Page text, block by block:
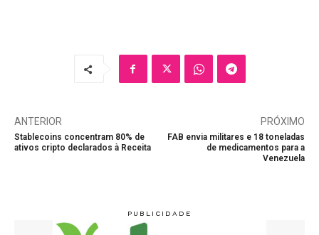
ANTERIOR
Stablecoins concentram 80% de
ativos cripto declarados à Receita
PRÓXIMO
FAB envia militares e 18 toneladas
de medicamentos para a
Venezuela